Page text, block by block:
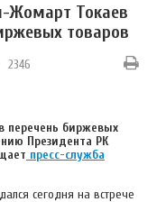
Жомарт Токаев
товаров
2346
перечень биржевых
Президента РК
пресс-служба
сегодня на встрече